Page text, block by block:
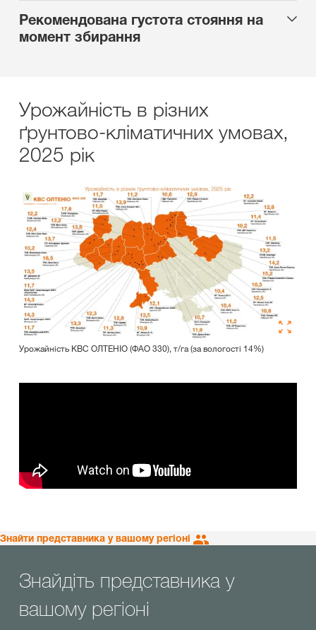
Рекомендована густота стояння на
момент збирання
Урожайність в різних
ґрунтово-кліматичних умовах,
2025 рік
Урожайність КВС ОЛТЕНІО (ФАО 330), т/га (за вологості 14%)
Знайти представника у вашому регіоні
Знайдіть представника у
вашому регіоні